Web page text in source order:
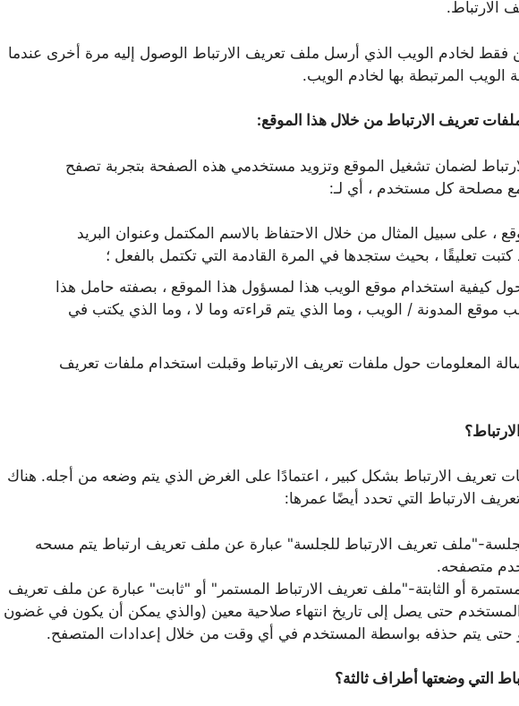
الارتباط.
فقط لخادم الويب الذي أرسل ملف تعريف الارتباط الوصول إليه مرة أخرى عندما
المرتبطة بها لخادم الويب.
تعريف الارتباط من خلال هذا الموقع:
لضمان تشغيل الموقع وتزويد مستخدمي هذه الصفحة بتجربة تصفح
مصلحة كل مستخدم ، أي لـ:
، على سبيل المثال من خلال الاحتفاظ بالاسم المكتمل وعنوان البريد
كتبت تعليقًا ، بحيث ستجدها في المرة القادمة التي تكتمل بالفعل ؛
كيفية استخدام موقع الويب هذا لمسؤول هذا الموقع ، بصفته حامل هذا
موقع المدونة / الويب ، وما الذي يتم قراءته وما لا ، وما الذي يكتب في
المعلومات حول ملفات تعريف الارتباط وقبلت استخدام ملفات تعريف
تعريف الارتباط بشكل كبير ، اعتمادًا على الغرض الذي يتم وضعه من أجله. هناك
الارتباط التي تحدد أيضًا عمرها:
"ملف تعريف الارتباط للجلسة" عبارة عن ملف تعريف ارتباط يتم مسحه
متصفحه.
أو الثابتة-"ملف تعريف الارتباط المستمر" أو "ثابت" عبارة عن ملف تعريف
حتى يصل إلى تاريخ انتهاء صلاحية معين (والذي يمكن أن يكون في غضون
حتى يتم حذفه بواسطة المستخدم في أي وقت من خلال إعدادات المتصفح.
التي وضعتها أطراف ثالثة؟